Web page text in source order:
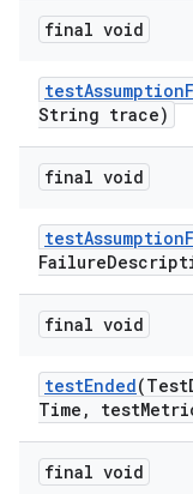
final void
testAssumption
String trace)
final void
testAssumption
Failure
final void
testEnded(Test
Time , test
final void